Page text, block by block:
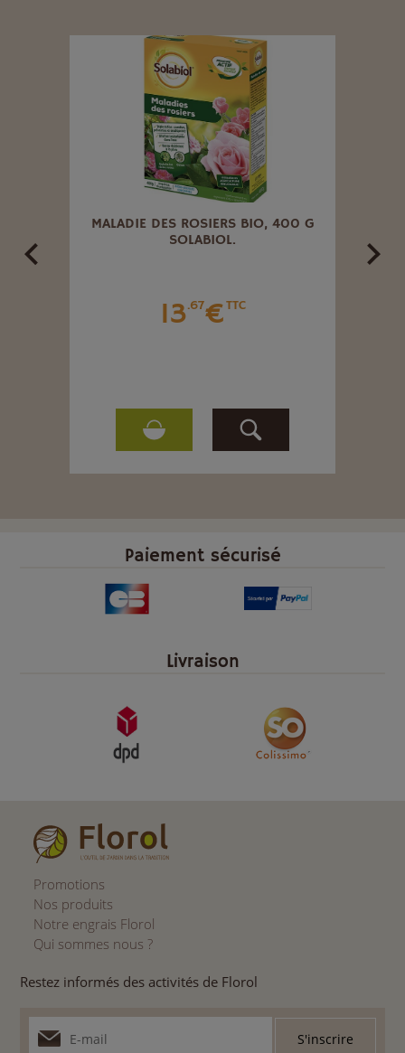
MALADIE DES ROSIERS BIO, 400 G
SOLABIOL.
13.67€TTC
Paiement sécurisé
Livraison
Promotions
Nos produits
Notre engrais Florol
Qui sommes nous ?
Restez informés des activités de Florol